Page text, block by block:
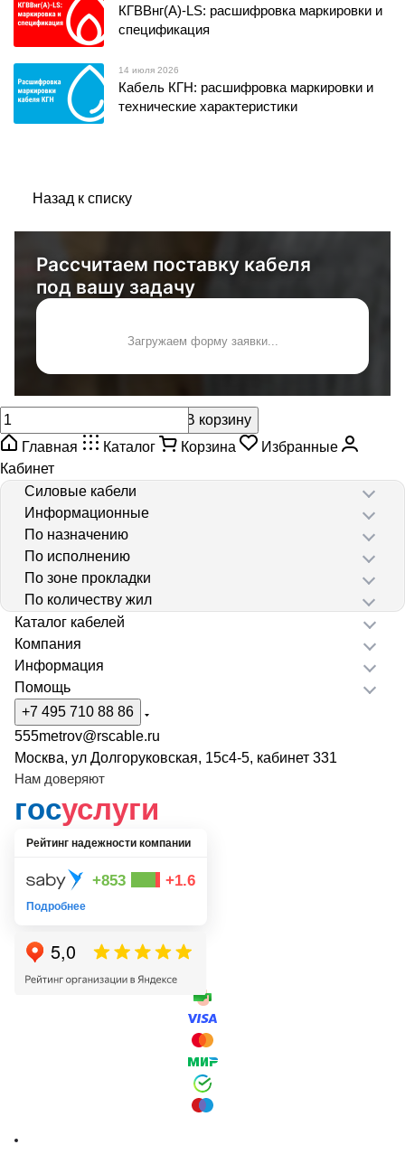
КГВВнг(А)-LS: расшифровка маркировки и
спецификация
14 июля 2026
Кабель КГН: расшифровка маркировки и
технические характеристики
Назад к списку
Рассчитаем поставку кабеля
под вашу задачу
Загружаем форму заявки...
В корзину
Главная
Каталог Корзина
Избранные
Кабинет
Силовые кабели
Информационные
По назначению
По исполнению
По зоне прокладки
По количеству жил
Каталог кабелей
Компания
Информация
Помощь
+7 495 710 88 86
555metrov@rscable.ru
Москва, ул Долгоруковская, 15с4-5, кабинет 331
Нам доверяют
госуслуги
Рейтинг надежности компании
+853 +1.6
Подробнее